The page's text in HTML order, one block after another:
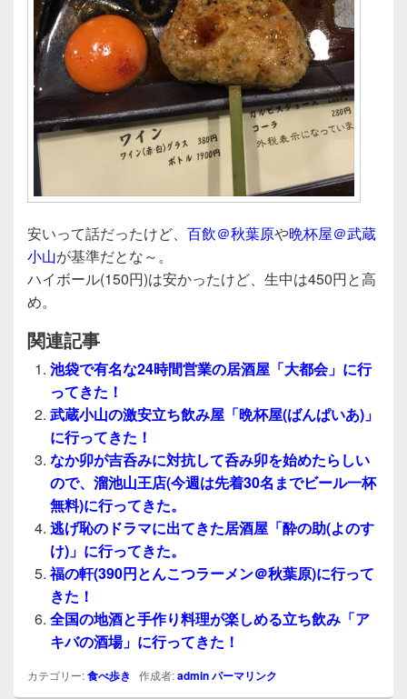
安いって話だったけど、 百飲＠秋葉原や晩杯屋＠武蔵
小山が基準だとな～。
ハイボール(150円)は安かったけど、生中は450円と高
め。
関連記事
池袋で有名な24時間営業の居酒屋「大都会」に行
ってきた！
武蔵小山の激安立ち飲み屋「晩杯屋(ばんぱいあ)」
に行ってきた！
なか卯が吉呑みに対抗して呑み卯を始めたらしい
ので、溜池山王店(今週は先着30名までビール一杯
無料)に行ってきた。
逃げ恥のドラマに出てきた居酒屋「酔の助(よのす
け)」に行ってきた。
福の軒(390円とんこつラーメン＠秋葉原)に行って
きた！
全国の地酒と手作り料理が楽しめる立ち飲み「ア
キバの酒場」に行ってきた！
カテゴリー:食べ歩き 作成者:adminパーマリンク